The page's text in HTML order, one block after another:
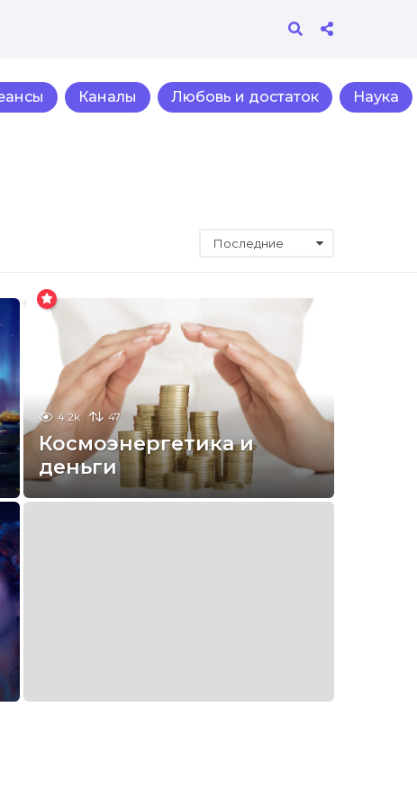
Каналы Любовь и достаток Наука
Последние
4.2k 47
Космоэнергетика и
деньги